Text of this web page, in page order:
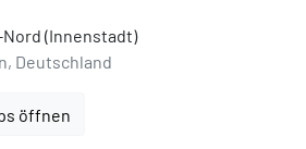
(Innenstadt)
Deutschland
öffnen